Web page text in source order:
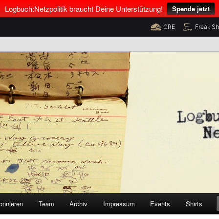
Logbuch:Netzpolitik braucht Deine Unterstützung! Spende jetzt
CRE Freak
Neumann und Tim Pritlove
Team Archiv Impressum Events Shirts